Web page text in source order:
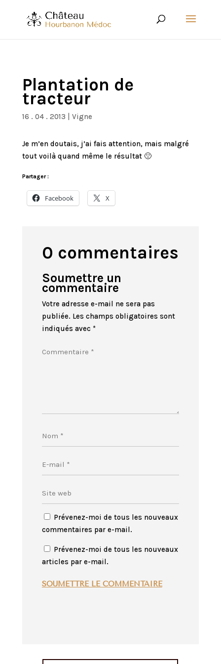
Plantation de
tracteur
16 . 04 . 2013 Vigne
Je m’en doutais, j’ai fais attention, mais malgré
tout voilà quand même le résultat 🙁
Partager :
Facebook X
0 commentaires
Soumettre un
commentaire
Votre adresse e-mail ne sera pas
publiée. Les champs obligatoires sont
indiqués avec *
Prévenez-moi de tous les nouveaux
commentaires par e-mail.
Prévenez-moi de tous les nouveaux
articles par e-mail.
SOUMETTRE LE COMMENTAIRE